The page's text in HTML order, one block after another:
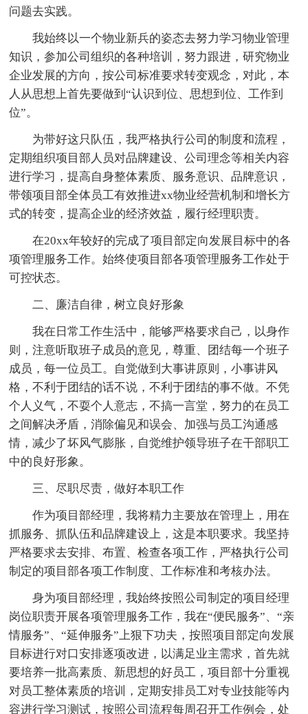
问题去实践。
我始终以一个物业新兵的姿态去努力学习物业管理
知识，参加公司组织的各种培训，努力跟进，研究物业
企业发展的方向，按公司标准要求转变观念，对此，本
人从思想上首先要做到“认识到位、思想到位、工作到
位”。
为带好这只队伍，我严格执行公司的制度和流程，
定期组织项目部人员对品牌建设、公司理念等相关内容
进行学习，提高自身整体素质、服务意识、品牌意识，
带领项目部全体员工有效推进xx物业经营机制和增长方
式的转变，提高企业的经济效益，履行经理职责。
在20xx年较好的完成了项目部定向发展目标中的各
项管理服务工作。始终使项目部各项管理服务工作处于
可控状态。
二、廉洁自律，树立良好形象
我在日常工作生活中，能够严格要求自己，以身作
则，注意听取班子成员的意见，尊重、团结每一个班子
成员，每一位员工。自觉做到大事讲原则，小事讲风
格，不利于团结的话不说，不利于团结的事不做。不凭
个人义气，不耍个人意志，不搞一言堂，努力的在员工
之间解决矛盾，消除偏见和误会、加强与员工沟通感
情，减少了坏风气膨胀，自觉维护领导班子在干部职工
中的良好形象。
三、尽职尽责，做好本职工作
作为项目部经理，我将精力主要放在管理上，用在
抓服务、抓队伍和品牌建设上，这是本职要求。我坚持
严格要求去安排、布置、检查各项工作，严格执行公司
制定的项目部各项工作制度、工作标准和考核办法。
身为项目部经理，我始终按照公司制定的项目经理
岗位职责开展各项管理服务工作，我在“便民服务”、“亲
情服务”、“延伸服务”上狠下功夫，按照项目部定向发展
目标进行对口安排逐项改进，以满足业主需求，首先就
要培养一批高素质、新思想的好员工，项目部十分重视
对员工整体素质的培训，定期安排员工对专业技能等内
容进行学习测试，按照公司流程每周召开工作例会，处